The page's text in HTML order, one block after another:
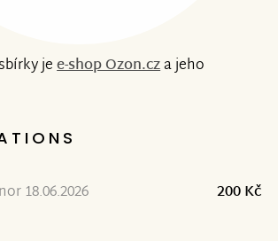
jee-shop Ozon.cza jeho
18.06.2026 200 Kč